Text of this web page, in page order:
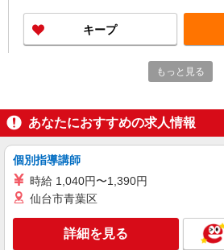
キープ
日研トータルソーシング株式会社（お仕事
時給1400円 別途交
円以上可 150.6H＋深夜
キープ
株式会社テクノ・サービス マニュファク
もっと見る
あなたにおすすめの求人情報
個別指導講師
時給 1,040円〜1,390円
仙台市青葉区
詳細を見る